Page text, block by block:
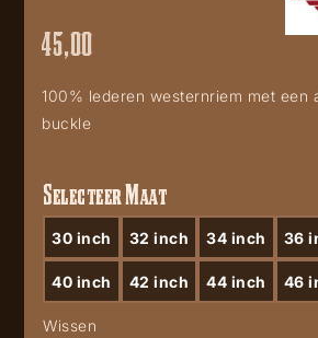
45,00
100% lederen westernriem met een
buckle
Selecteer Maat
30 inch 32 inch 34 inch 36
40 inch 42 inch 44 inch 46
Wissen